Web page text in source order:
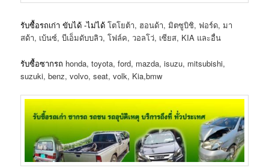
รับซื้อรถเก่า ขับได้ -ไม่ได้ โตโยต้า, ฮอนด้า, มิตซูบิชิ, ฟอร์ด, มา
สด้า, เบ้นซ์, บีเอ็มดับบลิว, โฟล์ค, วอลโว่, เซียส, KIA และอื่น
รับซื้อซากรถ honda, toyota, ford, mazda, isuzu, mitsubishi,
suzuki, benz, volvo, seat, volk, Kia,bmw